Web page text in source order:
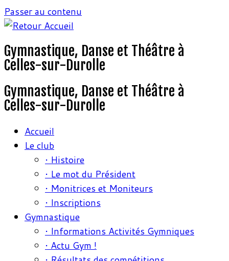
Passer au contenu
Gymnastique, Danse et Théâtre à
Celles-sur-Durolle
Gymnastique, Danse et Théâtre à
Celles-sur-Durolle
Accueil
Le club
• Histoire
• Le mot du Président
• Monitrices et Moniteurs
• Inscriptions
Gymnastique
• Informations Activités Gymniques
• Actu Gym !